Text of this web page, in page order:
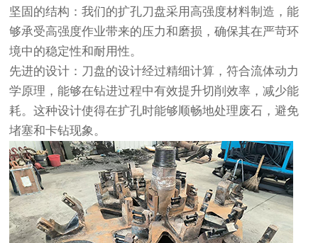
坚固的结构：我们的扩孔刀盘采用高强度材料制造，能
够承受高强度作业带来的压力和磨损，确保其在严苛环
境中的稳定性和耐用性。
先进的设计：刀盘的设计经过精细计算，符合流体动力
学原理，能够在钻进过程中有效提升切削效率，减少能
耗。这种设计使得在扩孔时能够顺畅地处理废石，避免
堵塞和卡钻现象。